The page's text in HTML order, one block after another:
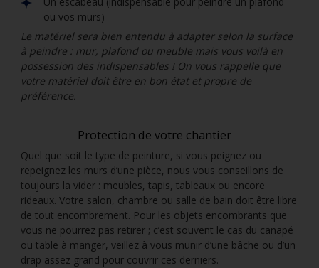
ou vos murs)
Le matériel sera bien entendu à adapter selon la surface
à peindre : mur, plafond ou meuble mais vous voilà en
possession des indispensables ! On vous rappelle que
votre matériel doit être en bon état et propre de
préférence.
Protection de votre chantier
Quel que soit le type de peinture, si vous peignez ou
repeignez les murs d’une pièce, nous vous conseillons de
toujours la vider : meubles, tapis, tableaux ou encore
rideaux. Votre salon, chambre ou salle de bain doit être libre
de tout encombrement. Pour les objets encombrants que
vous ne pourrez pas retirer ; c’est souvent le cas du canapé
ou table à manger, veillez à vous munir d’une bâche ou d’un
drap assez grand pour couvrir ces derniers.